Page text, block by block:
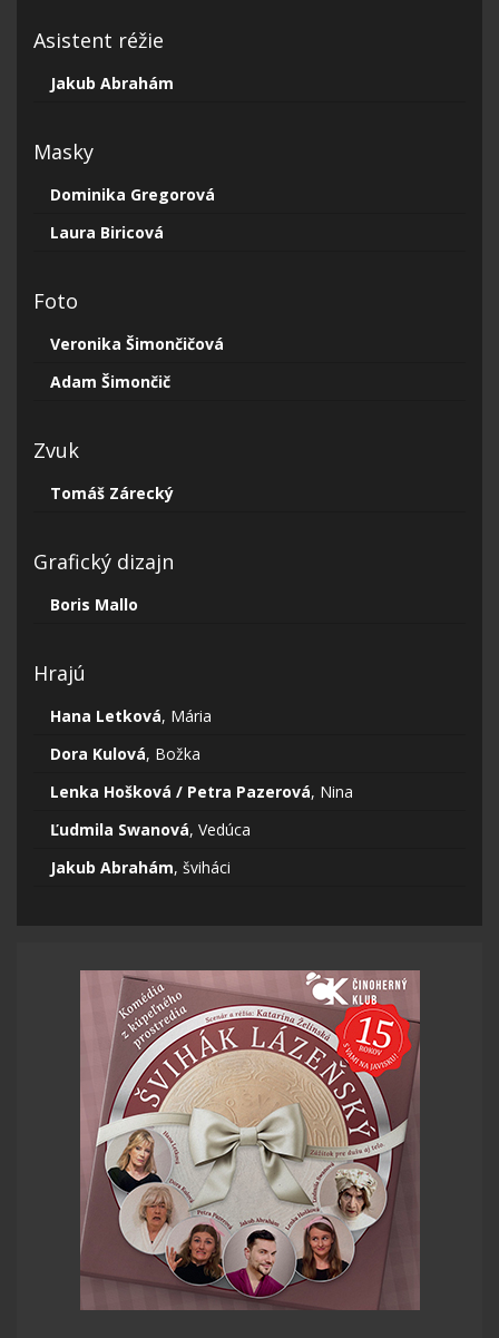
Asistent réžie
Jakub Abrahám
Masky
Dominika Gregorová
Laura Biricová
Foto
Veronika Šimončičová
Adam Šimončič
Zvuk
Tomáš Zárecký
Grafický dizajn
Boris Mallo
Hrajú
Hana Letková, Mária
Dora Kulová, Božka
Lenka Hošková / Petra Pazerová, Nina
Ľudmila Swanová, Vedúca
Jakub Abrahám, šviháci